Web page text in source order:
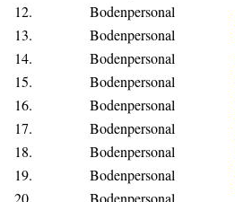
12.
Bodenpersonal
13.
Bodenpersonal
14.
Bodenpersonal
15.
Bodenpersonal
16.
Bodenpersonal
17.
Bodenpersonal
18.
Bodenpersonal
19.
Bodenpersonal
20.
Bodenpersonal